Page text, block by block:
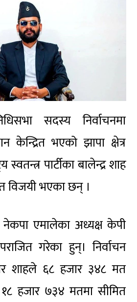
सदस्य निर्वाचनमा
केन्द्रित भएको झापा क्षेत्र
स्वतन्त्र पार्टीका बालेन्द्र शाह
विजयी भएका छन् ।
नेकपा एमालेका अध्यक्ष केपी
गरेका हुन्। निर्वाचन
शाहले ६८ हजार ३४८ मत
१८ हजार ७३४ मतमा सीमित